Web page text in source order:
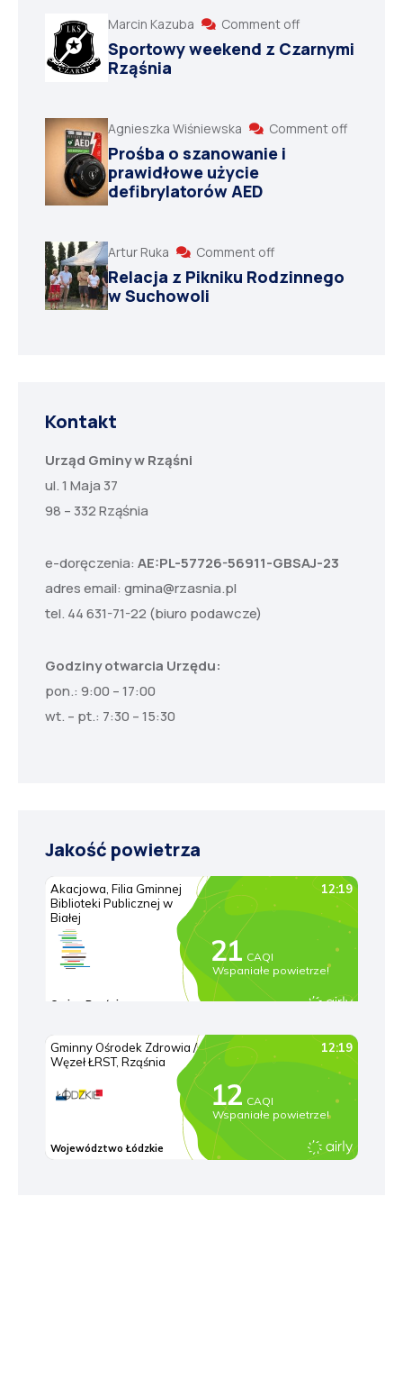
Marcin Kazuba Comment off
Sportowy weekend z Czarnymi
Rząśnia
Agnieszka Wiśniewska Comment off
Prośba o szanowanie i
prawidłowe użycie
defibrylatorów AED
Artur Ruka Comment off
Relacja z Pikniku Rodzinnego
w Suchowoli
Kontakt
Urząd Gminy w Rząśni
ul. 1 Maja 37
98 – 332 Rząśnia
e-doręczenia: AE:PL-57726-56911-GBSAJ-23
adres email: gmina@rzasnia.pl
tel. 44 631-71-22 (biuro podawcze)
Godziny otwarcia Urzędu:
pon.: 9:00 – 17:00
wt. – pt.: 7:30 – 15:30
Jakość powietrza